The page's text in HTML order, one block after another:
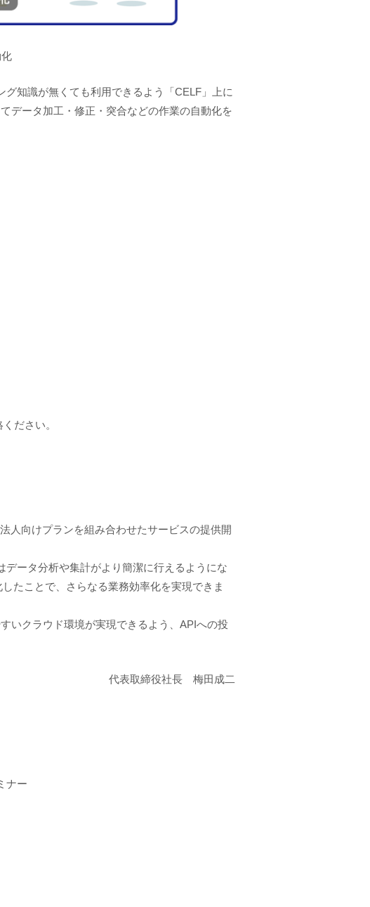
知識が無くても利用できるよう「CELF」上に
データ加工・修正・突合などの作業の自動化を
ださい。
人向けプランを組み合わせたサービスの提供開
ータ分析や集計がより簡潔に行えるようにな
たことで、さらなる業務効率化を実現できま
いクラウド環境が実現できるよう、APIへの投
代表取締役社長 梅田成二
ナー